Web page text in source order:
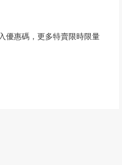
優惠碼，更多特賣限時限量